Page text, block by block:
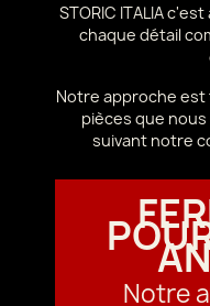
STORIC ITALIA
chaque détail
Notre approche est
pièces que
suivant notre
Notre